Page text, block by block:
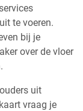
te voeren.
bij je
over de vloer
uit
vraag je